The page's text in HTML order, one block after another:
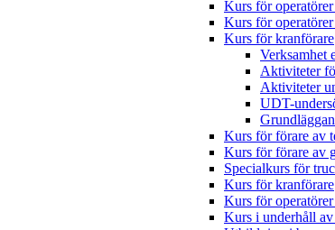
Kurs för
Kurs för
Kurs för kranförare
Verksamhet
Aktiviteter
Aktiviteter
UDT-
Kurs för förare av
Kurs för förare av
Specialkurs för
Kurs för kranförare
Kurs för
Kurs i underhåll